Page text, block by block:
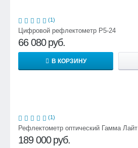
(1)
Цифровой рефлектометр Р5-24
66 080 руб.
В КОРЗИНУ
(1)
Рефлектометр оптический Гамма Лайт
189 000 руб.